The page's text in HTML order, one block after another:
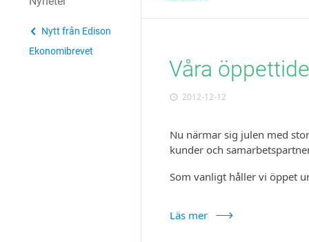
Våra
2012-12-12
Nu närmar sig julen med
kunder och
Som vanligt håller vi öppet
Läs mer
Nytt från Edison
Ekonomibrevet